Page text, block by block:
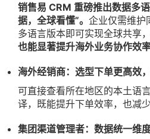
销售易 CRM 重磅推出数据多
据，全球看懂”。 企业仅需维护
多语言版本即可实现全球共享，
也能显著提升海外业务协作效率
海外经销商：选型下单更高效
可直接查看所在地区的本土语
译，既能提升下单效率，也减
集团渠道管理者：数据统一维